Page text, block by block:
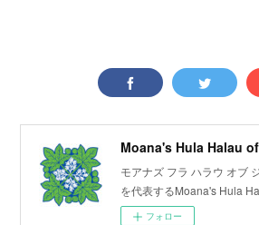
Moana's Hula Halau
モアナズ フラ ハラウ オブ
を代表するMoana's Hula
フォロー